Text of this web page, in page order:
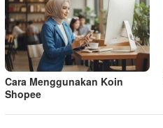
Cara Menggunakan Koin
Shopee